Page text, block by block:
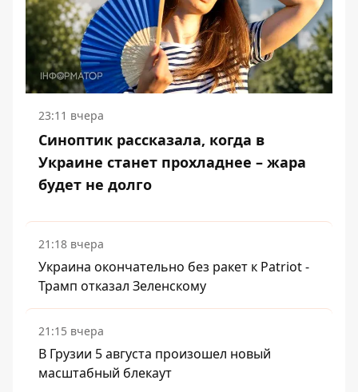
23:11 вчера
Синоптик рассказала, когда в
Украине станет прохладнее – жара
будет не долго
21:18 вчера
Украина окончательно без ракет к Patriot -
Трамп отказал Зеленскому
21:15 вчера
В Грузии 5 августа произошел новый
масштабный блекаут